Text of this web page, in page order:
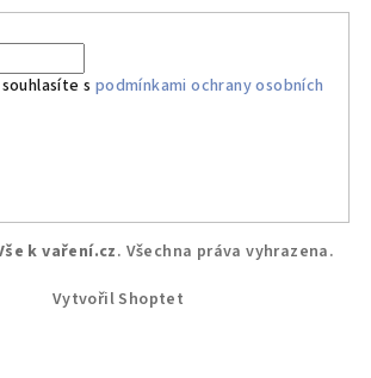
s podmínkami ochrany osobních
k vaření.cz. Všechna práva vyhrazena.
Vytvořil Shoptet